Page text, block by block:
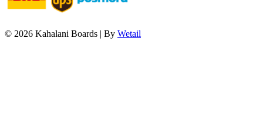
© 2026 Kahalani Boards | By Wetail